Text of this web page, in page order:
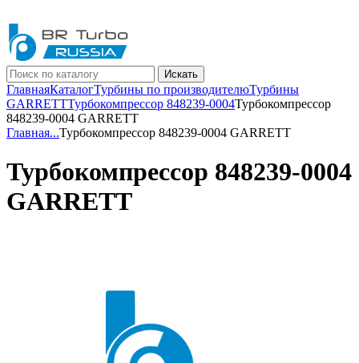
Искать
ГлавнаяКаталогТурбины по производителюТурбины
GARRETTТурбокомпрессор 848239-0004Турбокомпрессор
848239-0004 GARRETT
Главная...Турбокомпрессор 848239-0004 GARRETT
Турбокомпрессор 848239-0004
GARRETT